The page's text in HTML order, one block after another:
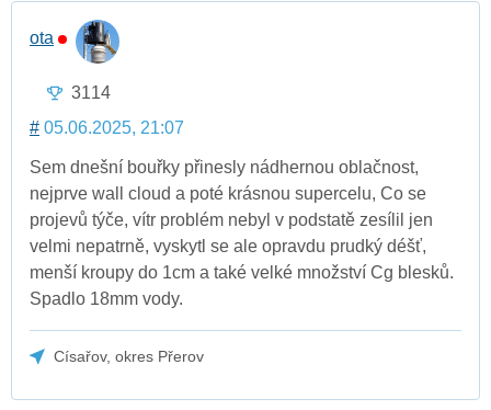
ota
3114
# 05.06.2025, 21:07
Sem dnešní bouřky přinesly nádhernou oblačnost,
nejprve wall cloud a poté krásnou supercelu, Co se
projevů týče, vítr problém nebyl v podstatě zesílil jen
velmi nepatrně, vyskytl se ale opravdu prudký déšť,
menší kroupy do 1cm a také velké množství Cg blesků.
Spadlo 18mm vody.
Císařov, okres Přerov